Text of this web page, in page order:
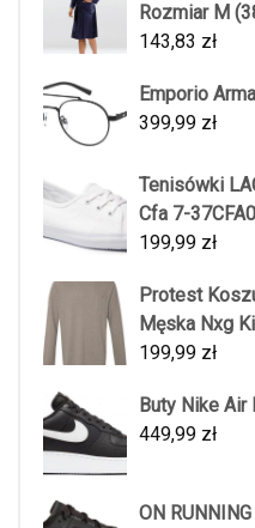
Rozmiar M
143,83 zł
Emporio
399,99 zł
Tenisówki
Cfa 7-
199,99 zł
Protest
Męska Nxg
199,99 zł
Buty Nike Air
449,99 zł
ON